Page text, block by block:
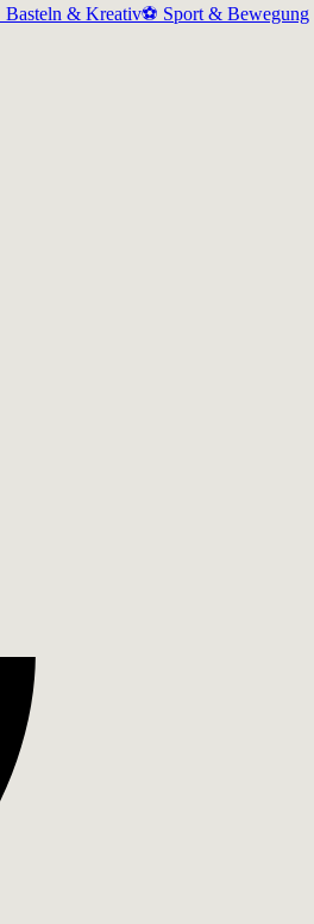
Basteln & Kreativ⚽ Sport & Bewegung